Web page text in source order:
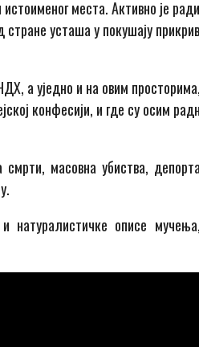
места. Активно је
усташа у покушају
а уједно и на овим
конфесији, и где су осим
масовна убиства,
натуралистичке описе